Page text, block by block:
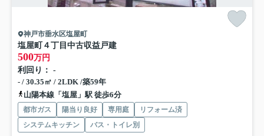
神戸市垂水区塩屋町
塩屋町４丁目中古収益戸建
500万円
利回り： -
- / 30.35㎡ / 2LDK /築59年
山陽本線「塩屋」駅 徒歩6分
都市ガス 陽当り良好 専用庭
リフォーム済
システムキッチン
バス・トイレ別